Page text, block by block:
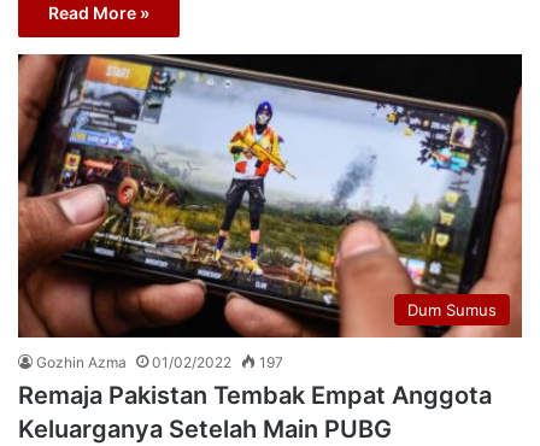
Read More »
Dum Sumus
Gozhin Azma 01/02/2022 197
Remaja Pakistan Tembak Empat Anggota
Keluarganya Setelah Main PUBG